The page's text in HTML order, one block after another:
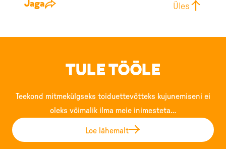
Jaga Üles
TULE TÖÖLE
Teekond mitmekülgseks toiduettevõtteks kujunemiseni ei
oleks võimalik ilma meie inimesteta…
Loe lähemalt